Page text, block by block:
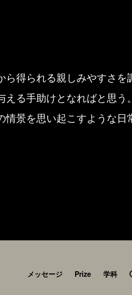
得られる親しみやすさ
る手助けとなればと思
景を思い起こすような日
メッセージ Prize 学科